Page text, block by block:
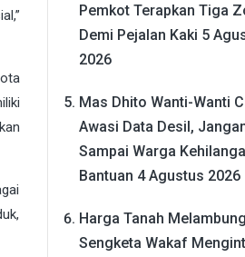
Pemkot Terapkan Tiga
Demi Pejalan Kaki 5
2026
Mas Dhito Wanti-Wanti
Awasi Data Desil,
Sampai Warga
Bantuan 4 Agustus 2026
Harga Tanah
Sengketa Wakaf